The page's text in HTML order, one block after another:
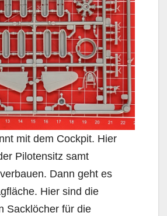
mit dem Cockpit. Hier
Pilotensitz samt
Dann geht es
Hier sind die
Sacklöcher für die